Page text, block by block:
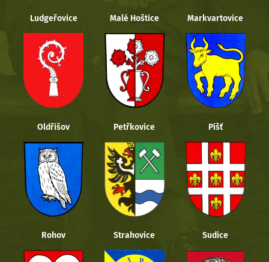
Ludgeřovice Malé Hoštice Markvartovice
Oldřišov Petřkovice Píšť
Rohov Strahovice Sudice